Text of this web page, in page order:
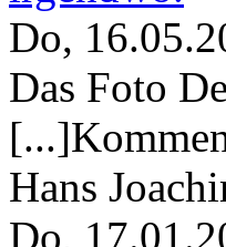
Do,
Das Foto
Hans
Do,